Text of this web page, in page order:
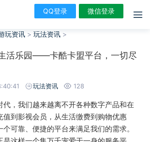
QQ登录 微信登录
玩资讯 > 玩法资讯 >
活乐园——卡酷卡盟平台，一切尽
玩法资讯 128
代，我们越来越离不开各种数字产品和在
值到影视会员，从生活缴费到购物优惠
可靠、便捷的平台来满足我们的需求。